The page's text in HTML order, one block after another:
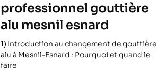
professionnel gouttière
alu mesnil esnard
1) Introduction au changement de gouttière
alu à Mesnil-Esnard : Pourquoi et quand le
faire